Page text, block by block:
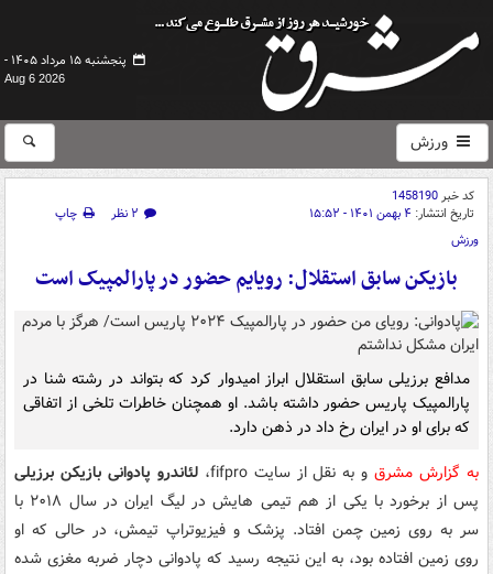
پنجشنبه ۱۵ مرداد ۱۴۰۵ -
Aug 6 2026
ورزش
کد خبر1458190
تاریخ انتشار: ۴ بهمن ۱۴۰۱ - ۱۵:۵۲ ۲ نظر
چاپ
ورزش
بازیکن سابق استقلال: رویایم حضور در پارالمپیک است
مدافع برزیلی سابق استقلال ابراز امیدوار کرد که بتواند در رشته شنا در
پارالمپیک پاریس حضور داشته باشد. او همچنان خاطرات تلخی از اتفاقی
که برای او در ایران رخ داد در ذهن دارد.
به گزارش مشرق و به نقل از سایت fifpro،
لئاندرو پادوانی بازیکن برزیلی
پس از برخورد با یکی از هم تیمی هایش در لیگ ایران در سال ۲۰۱۸ با
سر به روی زمین چمن افتاد. پزشک و فیزیوتراپ تیمش، در حالی که او
روی زمین افتاده بود، به این نتیجه رسید که پادوانی دچار ضربه مغزی شده